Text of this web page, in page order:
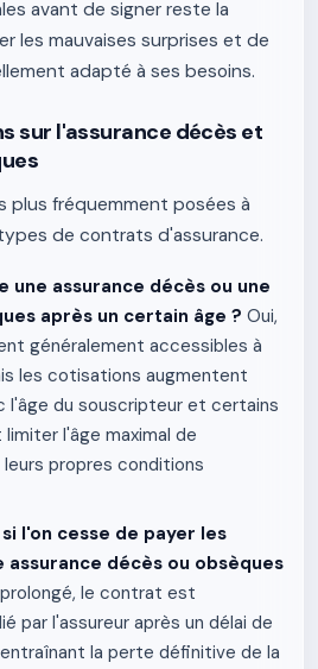
avant de signer reste la
les mauvaises surprises et de
adapté à ses besoins.
sur l'assurance décès et
plus fréquemment posées à
de contrats d'assurance.
une assurance décès ou une
après un certain âge ? Oui,
généralement accessibles à
les cotisations augmentent
l'âge du souscripteur et certains
l'âge maximal de
propres conditions
l'on cesse de payer les
décès ou obsèques
le contrat est
par l'assureur après un délai de
la perte définitive de la